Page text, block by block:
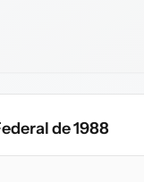
de 1988